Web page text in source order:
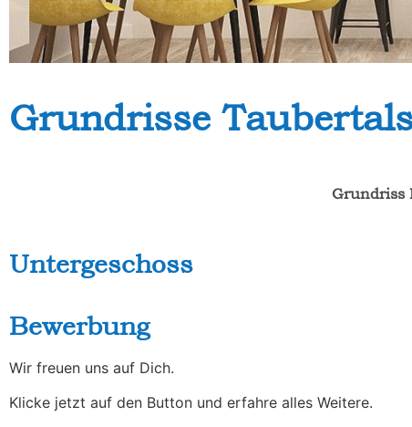
Grundrisse
Grundriss
Untergeschoss
Bewerbung
Wir freuen uns auf Dich.
Klicke jetzt auf den Button und erfahre alles Weitere.